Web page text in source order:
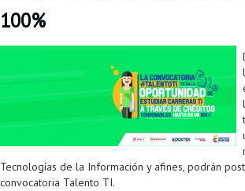
100%
Tecnologías de la Información y afines, podrán
convocatoria Talento TI.